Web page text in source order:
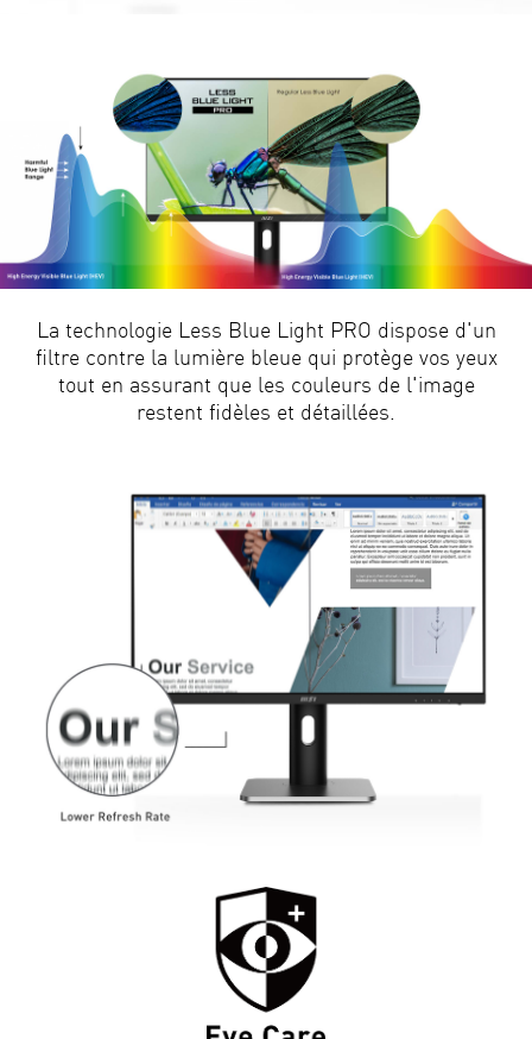
La technologie Less Blue Light PRO dispose d'un
filtre contre la lumière bleue qui protège vos yeux
tout en assurant que les couleurs de l'image
restent fidèles et détaillées.